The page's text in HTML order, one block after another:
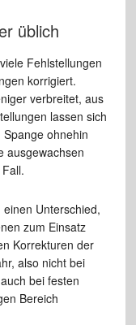
üblich
Fehlstellungen
korrigiert.
verbreitet, aus
lassen sich
ohnehin
ausgewachsen
Unterschied,
zum Einsatz
Korrekturen der
also nicht bei
bei festen
Bereich